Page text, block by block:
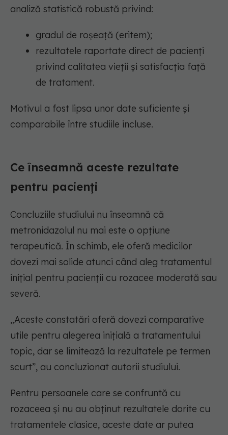
analiză statistică robustă privind:
gradul de roșeață (eritem);
rezultatele raportate direct de pacienți
privind calitatea vieții și satisfacția față
de tratament.
Motivul a fost lipsa unor date suficiente și
comparabile între studiile incluse.
Ce înseamnă aceste rezultate
pentru pacienți
Concluziile studiului nu înseamnă că
metronidazolul nu mai este o opțiune
terapeutică. În schimb, ele oferă medicilor
dovezi mai solide atunci când aleg tratamentul
inițial pentru pacienții cu rozacee moderată sau
severă.
„Aceste constatări oferă dovezi comparative
utile pentru alegerea inițială a tratamentului
topic, dar se limitează la rezultatele pe termen
scurt”, au concluzionat autorii studiului.
Pentru persoanele care se confruntă cu
rozaceea și nu au obținut rezultatele dorite cu
tratamentele clasice, aceste date ar putea